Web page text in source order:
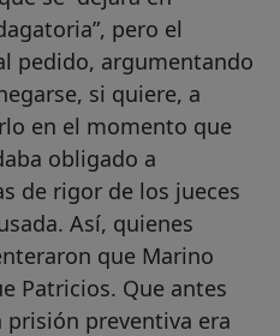
pero el
pedido, argumentando
si quiere, a
en el momento que
obligado a
de rigor de los jueces
Así, quienes
que Marino
Patricios. Que antes
preventiva era